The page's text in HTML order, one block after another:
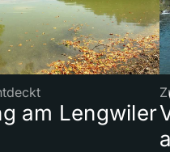
am Lengwiler